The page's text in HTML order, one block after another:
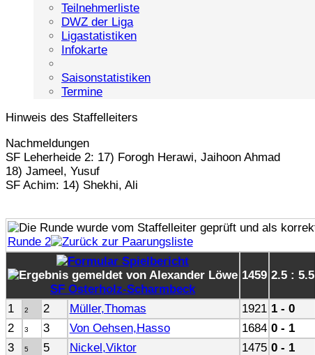
Teilnehmerliste
DWZ der Liga
Ligastatistiken
Infokarte
Saisonstatistiken
Termine
Hinweis des Staffelleiters
Nachmeldungen
SF Leherheide 2: 17) Forogh Herawi, Jaihoon Ahmad
18) Jameel, Yusuf
SF Achim: 14) Shekhi, Ali
Runde 2
SF Osterholz-Scharmbeck
1459 2.5 : 5.5
1 2 2 Müller,Thomas 1921 1 - 0
2
3 3 Von Oehsen,Hasso 1684 0 - 1
3
5 5 Nickel,Viktor 1475 0 - 1